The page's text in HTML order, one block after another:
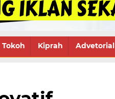
Tokoh Kiprah Advetorial